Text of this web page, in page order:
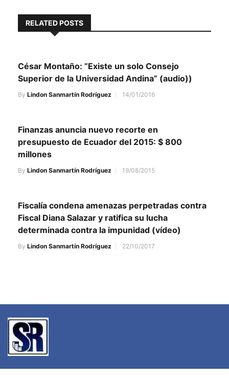
RELATED POSTS
César Montaño: “Existe un solo Consejo
Superior de la Universidad Andina” (audio))
By Lindon Sanmartín Rodríguez 14/01/2016
Finanzas anuncia nuevo recorte en
presupuesto de Ecuador del 2015: $ 800
millones
By Lindon Sanmartín Rodríguez 19/08/2015
Fiscalía condena amenazas perpetradas contra
Fiscal Diana Salazar y ratifica su lucha
determinada contra la impunidad (vídeo)
By Lindon Sanmartín Rodríguez 22/10/2017